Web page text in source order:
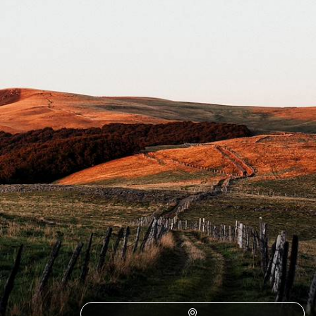
Le GuideAgritourisme
Conseils pratiques, témoignages et inspirations pour bien préparer son
voyage